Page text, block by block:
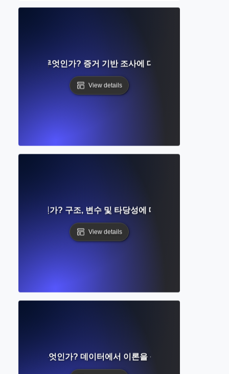
적 연구란 무엇인가? 증거 기반 조사에 대한 심층 가이드
View details
계란 무엇인가? 구조, 변수 및 타당성에 대한 완벽한 가이드
View details
이론이란 무엇인가? 데이터에서 이론을 구축하는 단계별 가이